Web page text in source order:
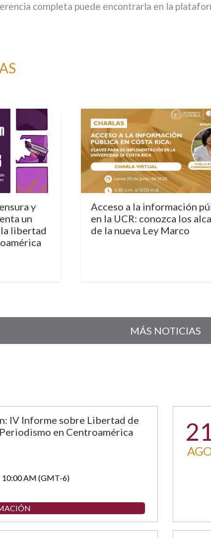
completa puede encontrarla en la
y
un
libertad
Acceso a la información
en la UCR: conozca los
de la nueva Ley Marco
MÁS NOTICIAS
IV Informe sobre Libertad de
en Centroamérica
10:00 AM (GMT-6)